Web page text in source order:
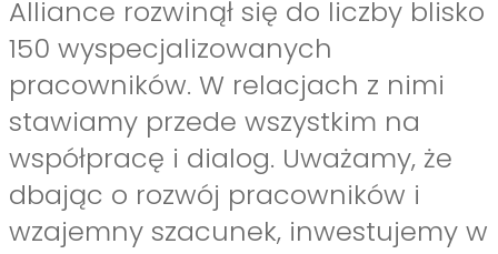
Alliance rozwinął się do liczby blisko
150 wyspecjalizowanych
pracowników. W relacjach z nimi
stawiamy przede wszystkim na
współpracę i dialog. Uważamy, że
dbając o rozwój pracowników i
wzajemny szacunek, inwestujemy w